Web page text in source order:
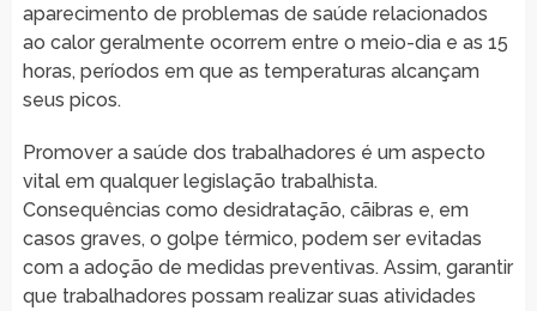
aparecimento de problemas de saúde relacionados
ao calor geralmente ocorrem entre o meio-dia e as 15
horas, períodos em que as temperaturas alcançam
seus picos.
Promover a saúde dos trabalhadores é um aspecto
vital em qualquer legislação trabalhista.
Consequências como desidratação, cãibras e, em
casos graves, o golpe térmico, podem ser evitadas
com a adoção de medidas preventivas. Assim, garantir
que trabalhadores possam realizar suas atividades